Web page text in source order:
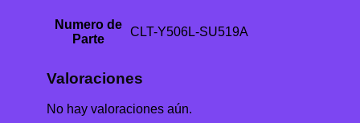
Numero de
Parte
CLT-Y506L-SU519A
Valoraciones
No hay valoraciones aún.